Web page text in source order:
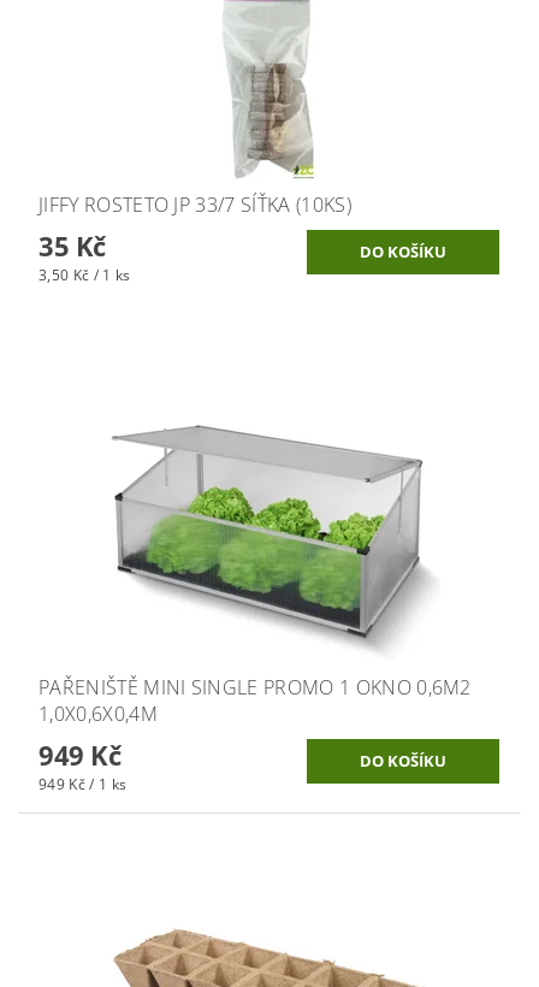
JIFFY ROSTETO JP 33/7 SÍŤKA (10KS)
35 Kč
3,50 Kč / 1 ks
PAŘENIŠTĚ MINI SINGLE PROMO 1 OKNO 0,6M2
1,0X0,6X0,4M
949 Kč
949 Kč / 1 ks